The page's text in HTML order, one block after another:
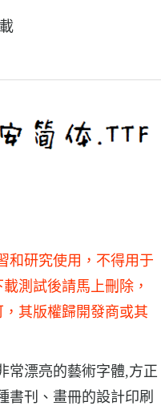
和研究使用，不得用于
測試後請馬上刪除，
其版權歸開發商或其
常漂亮的藝術字體,方正
書刊、畫冊的設計印刷